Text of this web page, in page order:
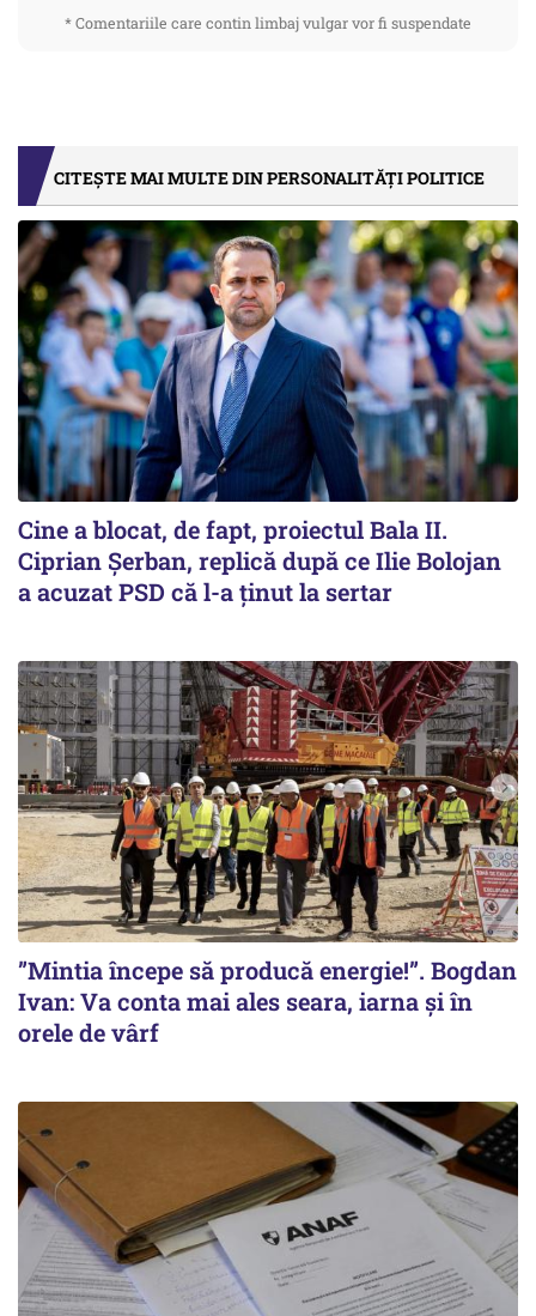
* Comentariile care contin limbaj vulgar vor fi suspendate
CITEȘTE MAI MULTE DIN PERSONALITĂȚI POLITICE
Cine a blocat, de fapt, proiectul Bala II.
Ciprian Șerban, replică după ce Ilie Bolojan
a acuzat PSD că l-a ținut la sertar
”Mintia începe să producă energie!”. Bogdan
Ivan: Va conta mai ales seara, iarna și în
orele de vârf